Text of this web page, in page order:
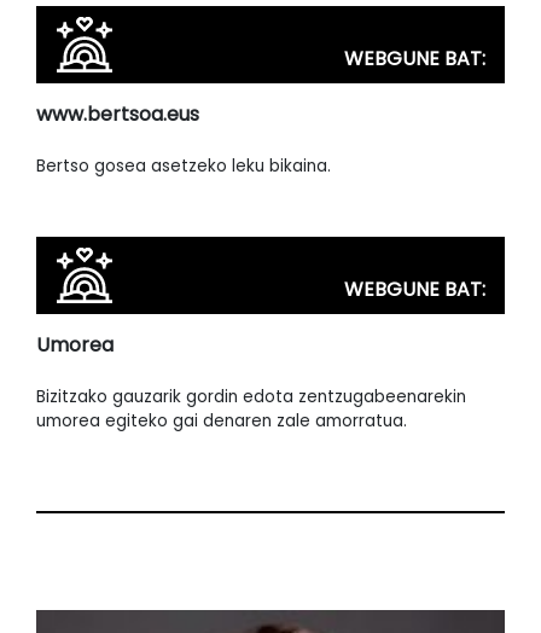
WEBGUNE BAT:
www.bertsoa.eus
Bertso gosea asetzeko leku bikaina.
WEBGUNE BAT:
Umorea
Bizitzako gauzarik gordin edota zentzugabeenarekin
umorea egiteko gai denaren zale amorratua.